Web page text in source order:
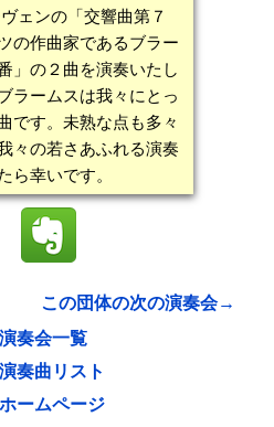
ェンの「交響曲第７
の作曲家であるブラー
」の２曲を演奏いたし
ラームスは我々にとっ
です。未熟な点も多々
々の若さあふれる演奏
ら幸いです。
この団体の次の演奏会→
奏会一覧
奏曲リスト
ームページ